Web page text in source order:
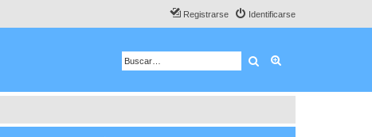
Identificarse
Registrarse
Buscar